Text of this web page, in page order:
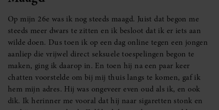
Op mijn 26e was ik nog steeds maagd. Juist dat begon me
steeds meer dwars te zitten en ik besloot dat ik er iets aan
wilde doen. Dus toen ik op een dag online tegen een jongen
aanliep die vrijwel direct seksuele toespelingen begon te
maken, ging ik daarop in. En toen hij na een paar keer
chatten voorstelde om bij mij thuis langs te komen, gaf ik
hem mijn adres. Hij was ongeveer even oud als ik, en ook
dik. Ik herinner me vooral dat hij naar sigaretten stonk en